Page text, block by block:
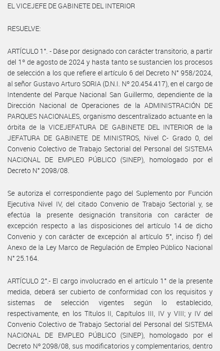
EL VICEJEFE DE GABINETE DEL INTERIOR
RESUELVE:
ARTÍCULO 1°. - Dáse por designado con carácter transitorio, a partir
del 1º de agosto de 2024 y hasta tanto se sustancien los procesos
de selección a los que refiere el artículo 6 del Decreto N° 958/2024,
al señor Gustavo Arturo SORIA (D.N.I. Nº 20.454.417), en el cargo de
Intendente del Parque Nacional San Guillermo, dependiente de la
Dirección Nacional de Operaciones de la ADMINISTRACIÓN DE
PARQUES NACIONALES, organismo descentralizado actuante en la
órbita de la VICEJEFATURA DE GABINETE DEL INTERIOR de la
JEFATURA DE GABINETE DE MINISTROS, Nivel C- Grado 0, del
Convenio Colectivo de Trabajo Sectorial del Personal del SISTEMA
NACIONAL DE EMPLEO PÚBLICO (SINEP), homologado por el
Decreto N° 2098/08.
Se autoriza el correspondiente pago del Suplemento por Función
Ejecutiva Nivel IV, del citado Convenio de Trabajo Sectorial y, se
efectúa la presente designación transitoria con carácter de
excepción respecto a las disposiciones del artículo 14 de dicho
Convenio y con carácter de excepción al artículo 5°, inciso f) del
Anexo de la Ley Marco de Regulación de Empleo Público Nacional
N° 25.164.
ARTÍCULO 2°.- El cargo involucrado en el artículo 1° de la presente
medida, deberá ser cubierto de conformidad con los requisitos y
sistemas de selección vigentes según lo establecido,
respectivamente, en los Títulos II, Capítulos III, IV y VIII; y IV del
Convenio Colectivo de Trabajo Sectorial del Personal del SISTEMA
NACIONAL DE EMPLEO PÚBLICO (SINEP), homologado por el
Decreto Nº 2098/08, sus modificatorios y complementarios, dentro